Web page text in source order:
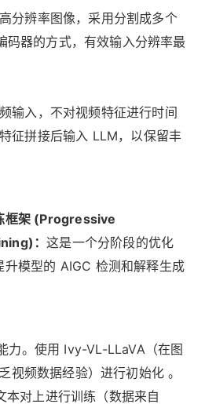
分辨率图像，采用分割成多个
器的方式，有效输入分辨率最
输入，不对视频特征进行时间
征拼接后输入 LLM，以保留丰
框架 (Progressive
：这是一个分阶段的优化
升模型的 AIGC 检测和解释生成
力。使用 Ivy-VL-LLaVA（在图
视频数据经验）进行初始化 。
对上进行训练（数据来自